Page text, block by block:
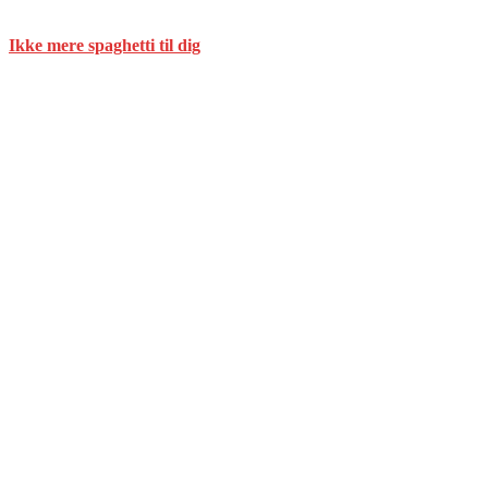
Ikke mere spaghetti til dig